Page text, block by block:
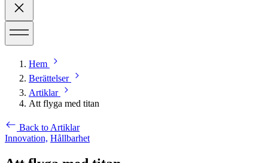
Hem
Berättelser
Artiklar
Att flyga med titan
Back to Artiklar
Innovation, Hållbarhet